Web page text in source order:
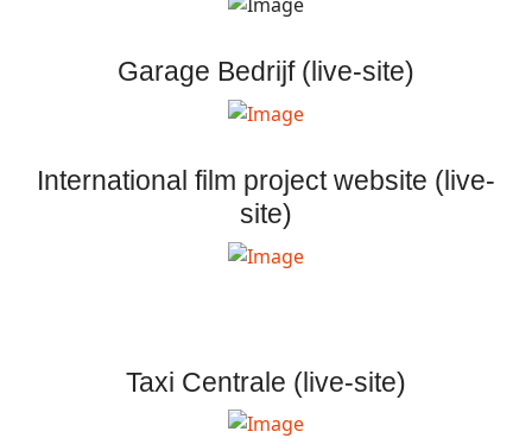
Garage Bedrijf (live-site)
International film project website (live-
site)
Taxi Centrale (live-site)